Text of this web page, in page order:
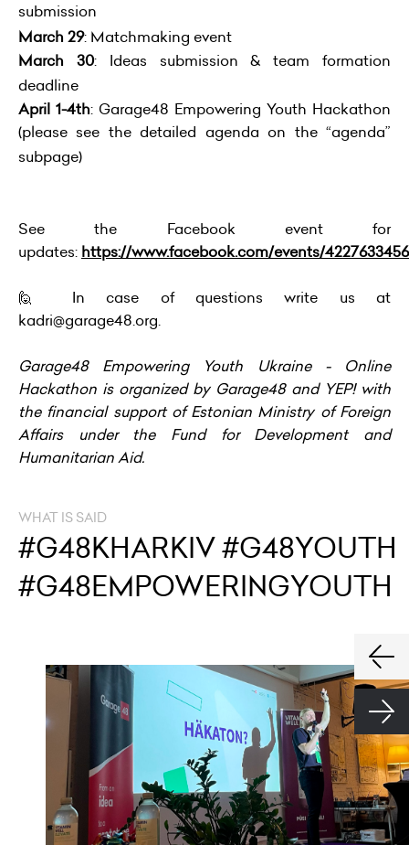
submission
March 29: Matchmaking event
March 30: Ideas submission & team formation
deadline
April 1-4th: Garage48 Empowering Youth Hackathon
(please see the detailed agenda on the “agenda”
subpage)
See the Facebook event for
updates: https://www.facebook.com/events/
🙋 In case of questions write us at
kadri@garage48.org.
Garage48 Empowering Youth Ukraine - Online
Hackathon is organized by Garage48 and YEP! with
the financial support of Estonian Ministry of Foreign
Affairs under the Fund for Development and
Humanitarian Aid.
WHAT IS SAID
#G48KHARKIV #G48YOUTH
#G48EMPOWERINGYOUTH